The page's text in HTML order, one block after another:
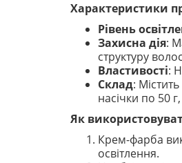
Характеристики
Рівень
Захисна дія:
структуру
Властивості:
Склад:
насічки по 50
Як
Крем-фарба
освітлення.